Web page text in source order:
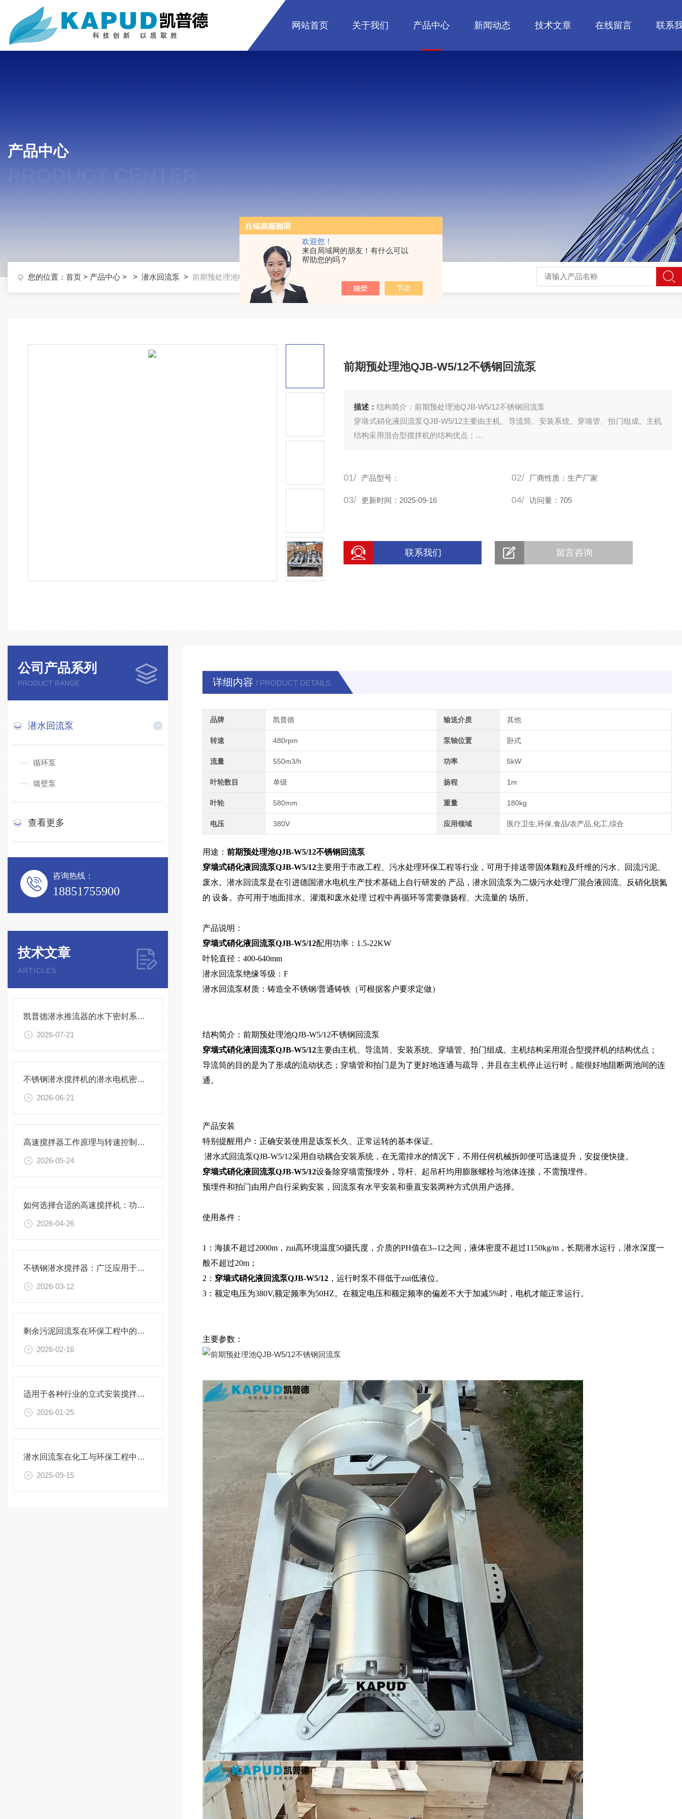
欢迎您！
来自局域网的朋友！有什么可以
帮助您的吗？
网站首页 关于我们 产品中心 新闻动态 技术文章 在线留言 联系
产品中心
您的位置： 首页 > 产品中心 > > 潜水回流泵 > 前期预处理池QJB-W5/12不锈钢回流泵
前期预处理池QJB-W5/12不锈钢回流泵
描述：结构简介：前期预处理池QJB-W5/12不锈钢回流泵
穿墙式硝化液回流泵QJB-W5/12主要由主机、导流筒、安装系统、穿墙管、拍门组成。主机
结构采用混合型搅拌机的结构优点；
01/ 产品型号： 02/ 厂商性质：生产厂家
03/ 更新时间：2025-09-16 04/ 访问量：705
联系我们 留言咨询
公司产品系列
PRODUCT RANGE
潜水回流泵
循环泵
墙壁泵
查看更多
咨询热线：
18851755900
技术文章
ARTICLES
凯普德潜水推流器的水下密封系统维护全流程指南说明
2026-07-21
不锈钢潜水搅拌机的潜水电机密封与泄漏保护
2026-06-21
高速搅拌器工作原理与转速控制技术分析
2026-05-24
如何选择合适的高速搅拌机：功率、转速、搅拌桨叶与物料适配性分析
2026-04-26
不锈钢潜水搅拌器：广泛应用于污水处理与化学工程
2026-03-12
剩余污泥回流泵在环保工程中的应用前景
2026-02-16
适用于各种行业的立式安装搅拌机选型指南
2026-01-25
潜水回流泵在化工与环保工程中的关键作用
2025-09-15
详细内容 / PRODUCT DETAILS
品牌 凯普德 输送介质 其他
转速 480rpm 泵轴位置 卧式
流量 550m3/h 功率 5kW
叶轮数目 单级 扬程 1m
叶轮 580mm 重量 180kg
电压 380V 应用领域 医疗卫生,环保,食品/农产品,化工,综合
用途：前期预处理池QJB-W5/12不锈钢回流泵
穿墙式硝化液回流泵QJB-W5/12主要用于市政工程、污水处理环保工程等行业，可用于排送带固体颗粒及纤维的污水、回流污泥、
废水。潜水回流泵是在引进德国潜水电机生产技术基础上自行研发的 产品，潜水回流泵为二级污水处理厂混合液回流、反硝化脱氮
的 设备。亦可用于地面排水、灌溉和废水处理 过程中再循环等需要微扬程、大流量的 场所。
产品说明：
穿墙式硝化液回流泵QJB-W5/12配用功率：1.5-22KW
叶轮直径：400-640mm
潜水回流泵绝缘等级：F
潜水回流泵材质：铸造全不锈钢/普通铸铁（可根据客户要求定做）
结构简介：前期预处理池QJB-W5/12不锈钢回流泵
穿墙式硝化液回流泵QJB-W5/12主要由主机、导流筒、安装系统、穿墙管、拍门组成。主机结构采用混合型搅拌机的结构优点；
导流筒的目的是为了形成的流动状态；穿墙管和拍门是为了更好地连通与疏导，并且在主机停止运行时，能很好地阻断两池间的连
通。
产品安装
特别提醒用户：正确安装使用是该泵长久、正常运转的基本保证。
潜水式回流泵QJB-W5/12采用自动耦合安装系统，在无需排水的情况下，不用任何机械拆卸便可迅速提升，安捉便快捷。
穿墙式硝化液回流泵QJB-W5/12设备除穿墙需预埋外，导杆、起吊杆均用膨胀螺栓与池体连接，不需预埋件。
预埋件和拍门由用户自行采购安装，回流泵有水平安装和垂直安装两种方式供用户选择。
使用条件：
1：海拔不超过2000m，zui高环境温度50摄氏度，介质的PH值在3--12之间，液体密度不超过1150kg/m，长期潜水运行，潜水深度一
般不超过20m；
2： 穿墙式硝化液回流泵QJB-W5/12 ，运行时泵不得低于zui低液位。
3：额定电压为380V,额定频率为50HZ。在额定电压和额定频率的偏差不大于加减5%时，电机才能正常运行。
主要参数：